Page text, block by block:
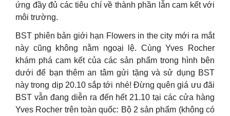
ứng đầy đủ các tiêu chí về thành phần lẫn cam kết với
môi trường.
BST phiên bản giới hạn Flowers in the city mới ra mắt
này cũng không nằm ngoại lệ. Cùng Yves Rocher
khám phá cam kết của các sản phẩm trong hình bên
dưới để bạn thêm an tâm gửi tặng và sử dụng BST
này trong dịp 20.10 sắp tới nhé! Đừng quên giá ưu đãi
BST vẫn đang diễn ra đến hết 21.10 tại các cửa hàng
Yves Rocher trên toàn quốc: Bộ 2 sản phẩm (không có